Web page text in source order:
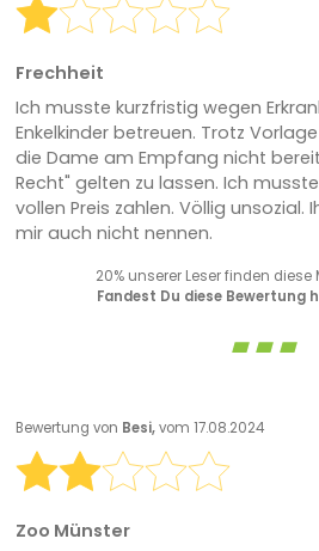
Frechheit
Ich musste kurzfristig wegen
Enkelkinder betreuen. Trotz
die Dame am Empfang nicht
Recht" gelten zu lassen. Ich
vollen Preis zahlen. Völlig unsozial.
mir auch nicht nennen.
20% unserer Leser finden
Fandest Du diese Bewertung
Bewertung von Besi,vom 17.08.2024
Zoo Münster